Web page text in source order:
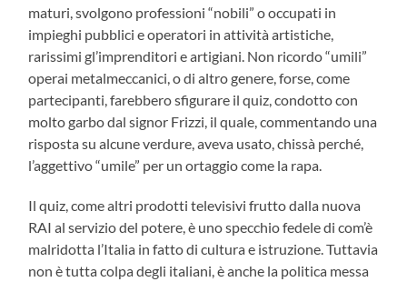
maturi, svolgono professioni “nobili” o occupati in
impieghi pubblici e operatori in attività artistiche,
rarissimi gl’imprenditori e artigiani. Non ricordo “umili”
operai metalmeccanici, o di altro genere, forse, come
partecipanti, farebbero sfigurare il quiz, condotto con
molto garbo dal signor Frizzi, il quale, commentando una
risposta su alcune verdure, aveva usato, chissà perché,
l’aggettivo “umile” per un ortaggio come la rapa.
Il quiz, come altri prodotti televisivi frutto dalla nuova
RAI al servizio del potere, è uno specchio fedele di com’è
malridotta l’Italia in fatto di cultura e istruzione. Tuttavia
non è tutta colpa degli italiani, è anche la politica messa